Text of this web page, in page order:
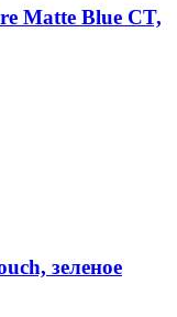
Matte Blue CT,
зеленое